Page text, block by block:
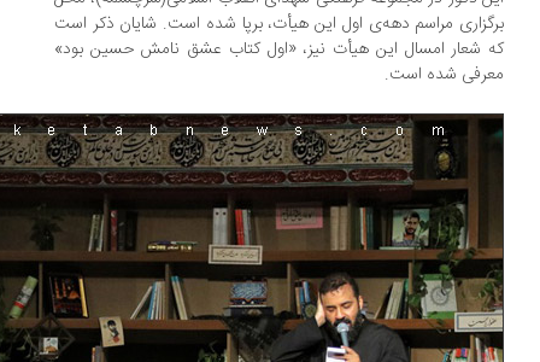
مراسم دهه‌ی اول این هیأت، برپا شده است. شایان ذکر است
شعار امسال این هیأت‌ نیز، «اول کتاب عشق نامش حسین بود»
شده است.